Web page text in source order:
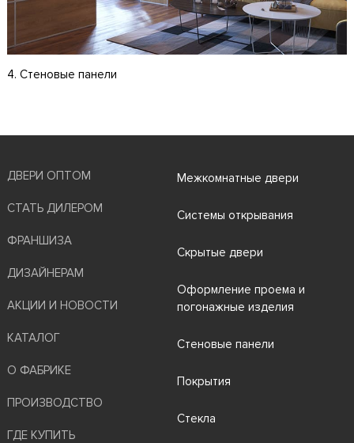
4. Стеновые панели
ДВЕРИ ОПТОМ
СТАТЬ ДИЛЕРОМ
ФРАНШИЗА
ДИЗАЙНЕРАМ
АКЦИИ И НОВОСТИ
КАТАЛОГ
О ФАБРИКЕ
ПРОИЗВОДСТВО
ГДЕ КУПИТЬ
Межкомнатные двери
Системы открывания
Скрытые двери
Оформление проема и
погонажные изделия
Стеновые панели
Покрытия
Стекла